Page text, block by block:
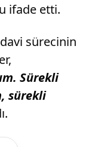
ifade etti.
sürecinin
Sürekli
sürekli